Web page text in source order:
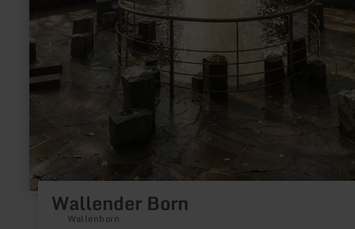
Wallender Born
Wallenborn